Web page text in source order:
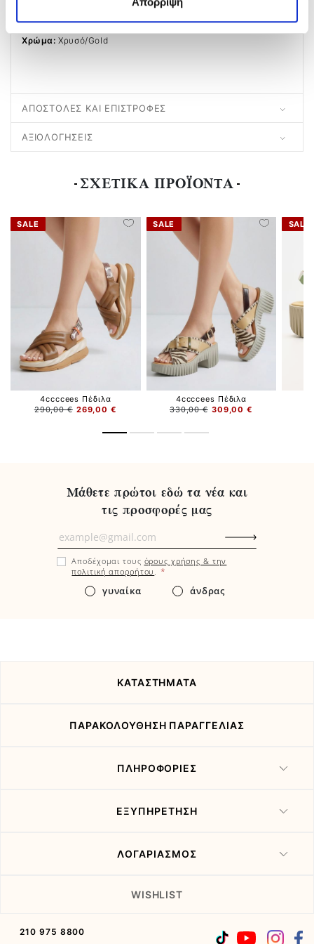
Υλικό: Δέρμα
Χρώμα: Χρυσό/gold
ΑΠΟΣΤΟΛΕΣ ΚΑΙ ΕΠΙΣΤΡΟΦΕΣ
ΑΞΙΟΛΟΓΗΣΕΙΣ
ΣΧΕΤΙΚΑ ΠΡΟΪΟΝΤΑ
SALE
4ccccees Πέδιλα
269,00 €
290,00 €
SALE
4ccccees Πέδιλα
309,00 €
330,00 €
SALE
Μάθετε πρώτοι εδώ τα νέα και
τις προσφορές μας
Μάθετε
πρώτοι
εδώ
Αποδέχομαι τους όρους χρήσης & την
πολιτική απορρήτου . *
γυναίκα άνδρας
ΚΑΤΑΣΤΗΜΑΤΑ
ΠΑΡΑΚΟΛΟΥΘΗΣΗ ΠΑΡΑΓΓΕΛΙΑΣ
ΠΛΗΡΟΦΟΡΙΕΣ
ΕΞΥΠΗΡΕΤΗΣΗ
ΛΟΓΑΡΙΑΣΜΟΣ
WISHLIST
210 975 8800